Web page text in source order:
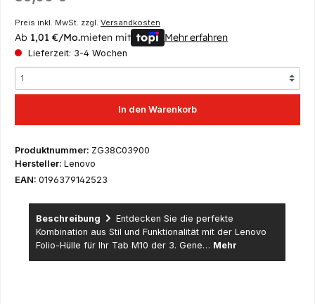
Preis inkl. MwSt. zzgl. Versandkosten
Ab 1,01 €/Mo.mieten mit Mehr erfahren
Lieferzeit: 3-4 Wochen
In den Warenkorb
Produktnummer: ZG38C03900
Hersteller: Lenovo
EAN: 0196379142523
Beschreibung
Entdecken Sie die perfekte
Kombination aus Stil und Funktionalität mit der Lenovo
Folio-Hülle für Ihr Tab M10 der 3. Gene… Mehr